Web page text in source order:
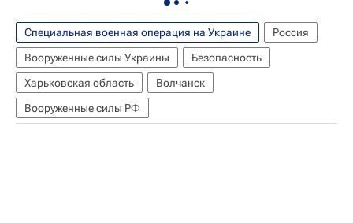
Специальная военная операция на Украине
Россия
Вооруженные силы Украины
Безопасность
Харьковская область
Волчанск
Вооруженные силы РФ